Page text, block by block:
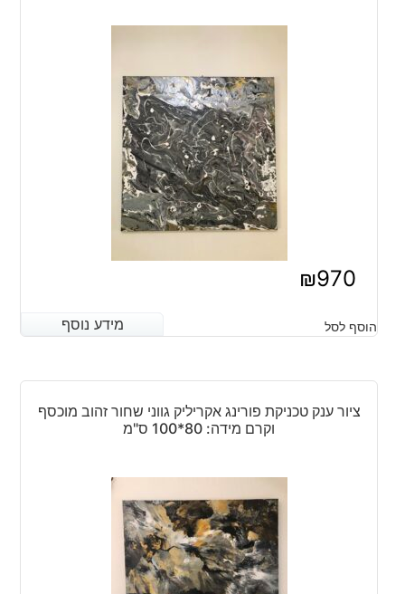
₪970
מידע נוסף הוסף לסל מידע נוסף
ציור ענק טכניקת פורינג אקריליק גווני שחור זהוב מוכסף
וקרם מידה: 80*100 ס"מ